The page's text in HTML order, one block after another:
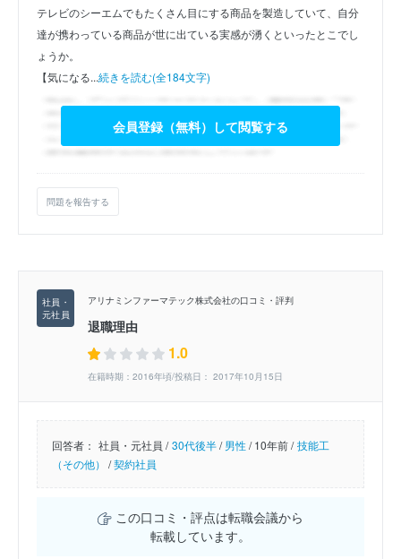
テレビのシーエムでもたくさん目にする商品を製造していて、自分
達が携わっている商品が世に出ている実感が湧くといったとこでし
ょうか。
【気になる...続きを読む(全184文字)
会員登録（無料）して閲覧する
問題を報告する
アリナミンファーマテック株式会社の口コミ・評判
退職理由
1.0
在籍時期：2016年頃/投稿日： 2017年10月15日
回答者： 社員・元社員 / 30代後半/男性/10年前 / 技能工
（その他） /契約社員
この口コミ・評点は転職会議から
転載しています。